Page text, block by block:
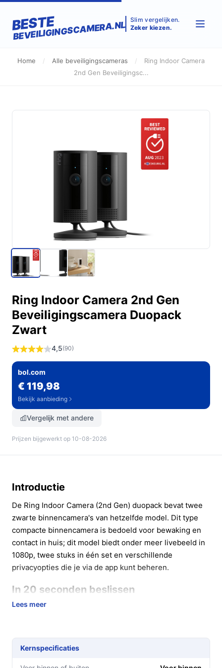
BESTE
BEVEILIGINGSCAMERA.NL Slim vergelijken.
Zeker kiezen.
Home / Alle beveiligingscameras /
Ring Indoor Camera
2nd Gen Beveiligingsc...
Ring Indoor Camera 2nd Gen
Beveiligingscamera Duopack
Zwart
4,5(90)
bol.com
€ 119,98
Bekijk aanbieding
Vergelijk met andere
Prijzen bijgewerkt op 10-08-2026
Introductie
De Ring Indoor Camera (2nd Gen) duopack bevat twee
zwarte binnencamera's van hetzelfde model. Dit type
compacte binnencamera is bedoeld voor bewaking en
contact in huis; dit model biedt onder meer livebeeld in
1080p, twee stuks in één set en verschillende
privacyopties die je via de app kunt beheren.
In 20 seconden beslissen
Kopen als:
kunt voorzien via netstroom.
Lees meer
Kernspecificaties